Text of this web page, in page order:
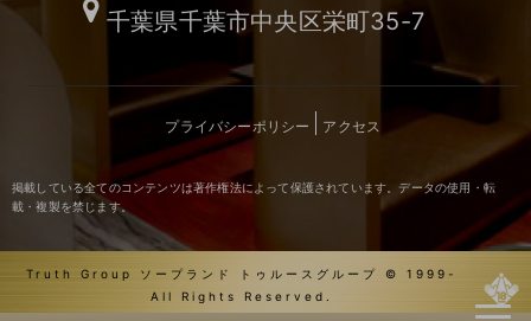
千葉県千葉市中央区栄町35-7
プライバシーポリシー アクセス
掲載している全てのコンテンツは著作権法によって保護されています。データの使用・転
載・複製を禁じます。
Truth Group ソープランド トゥルースグループ © 1999-
All Rights Reserved.